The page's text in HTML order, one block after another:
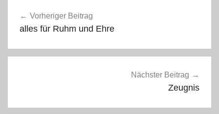
Vorheriger Beitrag
alles für Ruhm und Ehre
Nächster Beitrag
Zeugnis